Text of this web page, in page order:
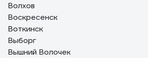
Волхов
Воскресенск
Воткинск
Выборг
Вышний Волочек